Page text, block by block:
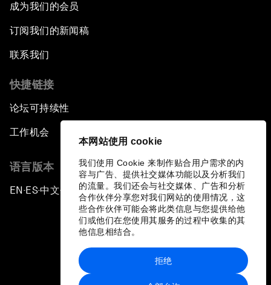
本网站使用 cookie
我们使用 Cookie 来制作贴合用户需求的内
容与广告、提供社交媒体功能以及分析我们
的流量。我们还会与社交媒体、广告和分析
合作伙伴分享您对我们网站的使用情况，这
些合作伙伴可能会将此类信息与您提供给他
们或他们在您使用其服务的过程中收集的其
他信息相结合。
拒绝
成为我们的会员
订阅我们的新闻稿
联系我们
快捷链接
论坛可持续性
工作机会
语言版本
EN ▪ES▪中文▪ 日本語